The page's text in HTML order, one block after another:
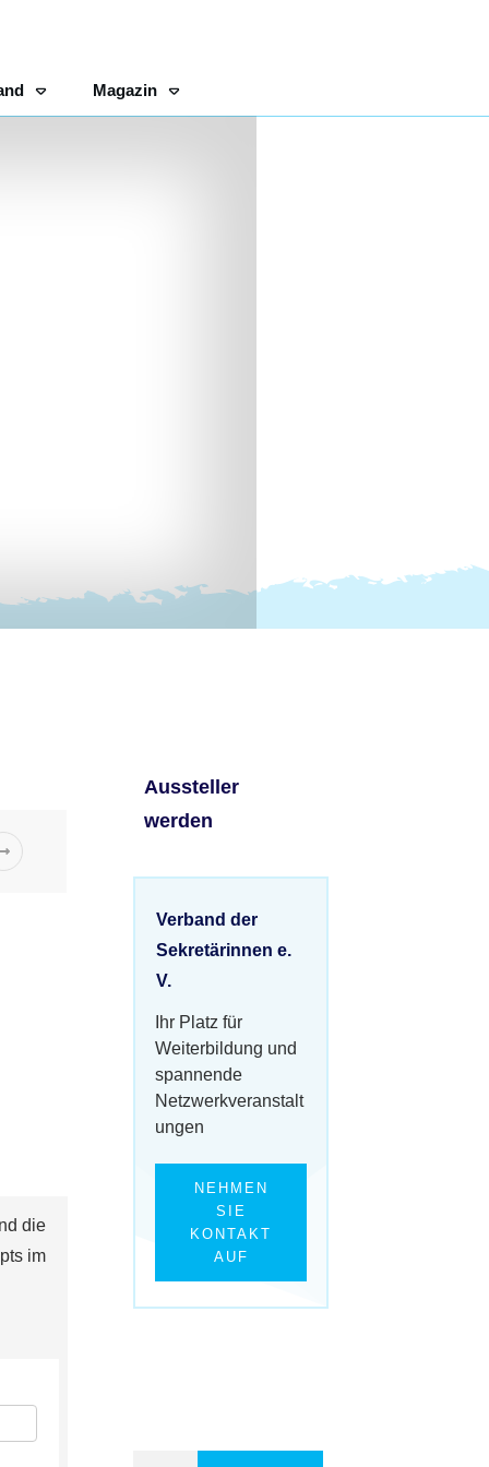
Magazin
die
im
Aussteller
werden
Verband der
Sekretärinnen e.
V.
Ihr Platz für
Weiterbildung und
spannende
Netzwerkveranstalt
ungen
NEHMEN
SIE
KONTAKT
AUF